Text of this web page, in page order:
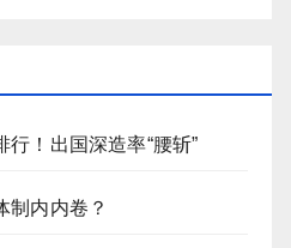
！出国深造率“腰斩”
制内内卷？